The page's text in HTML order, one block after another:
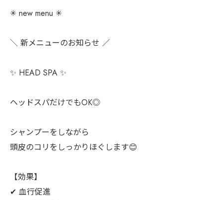
✳︎ new menu ✳︎
＼ 新メニューのお知らせ ／
✨ HEAD SPA ✨
ヘッドスパだけでもOK◎
シャンプーをしながら
頭皮のコリをしっかりほぐします😊
【効果】
✔︎ 血行促進